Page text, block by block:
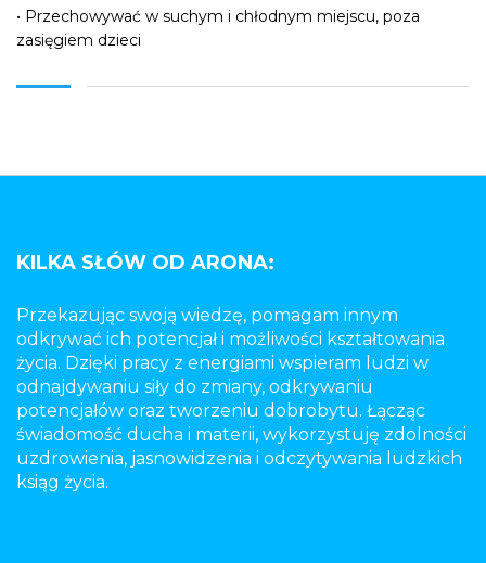
• Przechowywać w suchym i chłodnym miejscu, poza
zasięgiem dzieci
KILKA SŁÓW OD ARONA:
Przekazując swoją wiedzę, pomagam innym
odkrywać ich potencjał i możliwości kształtowania
życia. Dzięki pracy z energiami wspieram ludzi w
odnajdywaniu siły do zmiany, odkrywaniu
potencjałów oraz tworzeniu dobrobytu. Łącząc
świadomość ducha i materii, wykorzystuję zdolności
uzdrowienia, jasnowidzenia i odczytywania ludzkich
ksiąg życia.